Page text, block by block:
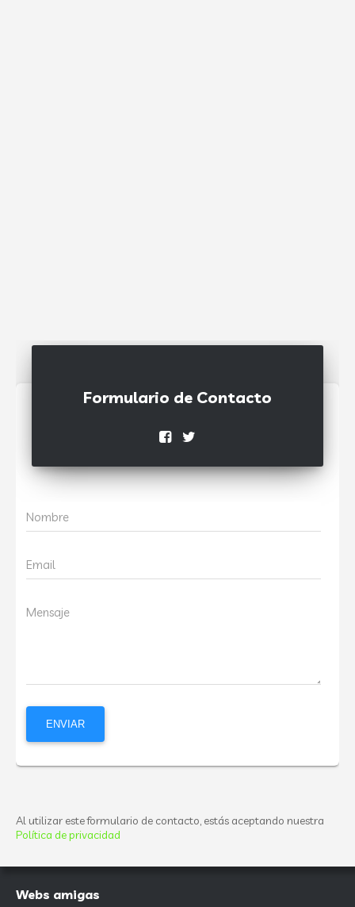
Formulario de Contacto
Nombre
Email
Mensaje
Al utilizar este formulario de contacto, estás aceptando nuestra
Política de privacidad
Webs amigas